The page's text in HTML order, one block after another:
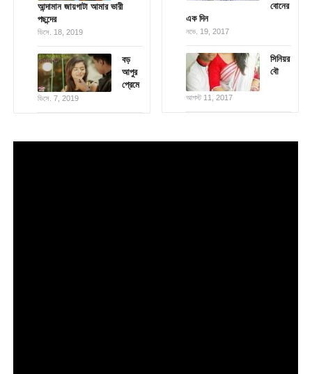
আন্দামান জায়গাটা আমার ভারী
পছন্দের
ডিসে. 18, 2019
বড়
আপুর
প্রেমে
ডিসে. 7, 2019
বোনের
এক দিন
নভে. 19, 2017
সিনিয়র
বৌ
আগস্ট 11, 2017